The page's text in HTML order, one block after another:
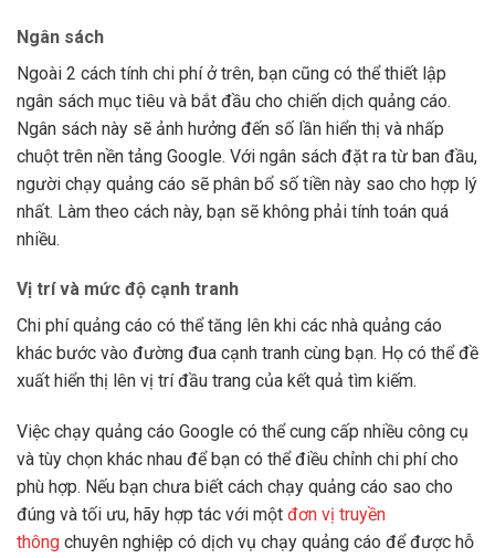
Ngân sách
Ngoài 2 cách tính chi phí ở trên, bạn cũng có thể thiết lập
ngân sách mục tiêu và bắt đầu cho chiến dịch quảng cáo.
Ngân sách này sẽ ảnh hưởng đến số lần hiển thị và nhấp
chuột trên nền tảng Google. Với ngân sách đặt ra từ ban đầu,
người chạy quảng cáo sẽ phân bổ số tiền này sao cho hợp lý
nhất. Làm theo cách này, bạn sẽ không phải tính toán quá
nhiều.
Vị trí và mức độ cạnh tranh
Chi phí quảng cáo có thể tăng lên khi các nhà quảng cáo
khác bước vào đường đua cạnh tranh cùng bạn. Họ có thể đề
xuất hiển thị lên vị trí đầu trang của kết quả tìm kiếm.
Việc chạy quảng cáo Google có thể cung cấp nhiều công cụ
và tùy chọn khác nhau để bạn có thể điều chỉnh chi phí cho
phù hợp. Nếu bạn chưa biết cách chạy quảng cáo sao cho
đúng và tối ưu, hãy hợp tác với một đơn vị truyền
thông chuyên nghiệp có dịch vụ chạy quảng cáo để được hỗ